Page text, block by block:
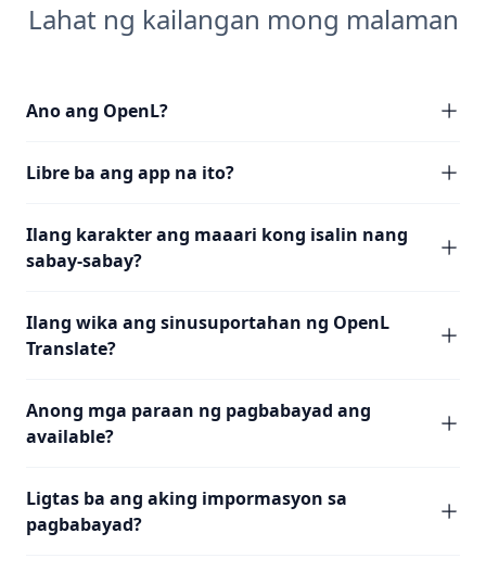
Lahat ng kailangan mong malaman
Ano ang OpenL?
Libre ba ang app na ito?
Ilang karakter ang maaari kong isalin nang
sabay-sabay?
Ilang wika ang sinusuportahan ng OpenL
Translate?
Anong mga paraan ng pagbabayad ang
available?
Ligtas ba ang aking impormasyon sa
pagbabayad?